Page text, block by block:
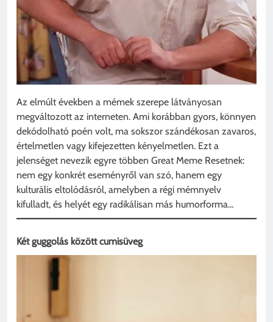
Az elmúlt években a mémek szerepe látványosan
megváltozott az interneten. Ami korábban gyors, könnyen
dekódolható poén volt, ma sokszor szándékosan zavaros,
értelmetlen vagy kifejezetten kényelmetlen. Ezt a
jelenséget nevezik egyre többen Great Meme Resetnek:
nem egy konkrét eseményről van szó, hanem egy
kulturális eltolódásról, amelyben a régi mémnyelv
kifulladt, és helyét egy radikálisan más humorforma…
Két guggolás között cumisüveg